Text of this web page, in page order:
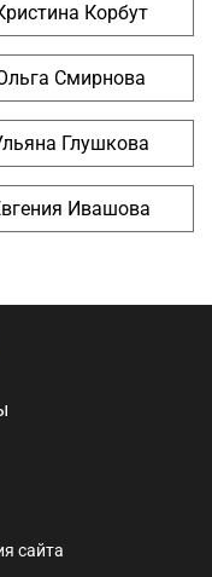
Корбут
Смирнова
Глушкова
Ивашова
сайта